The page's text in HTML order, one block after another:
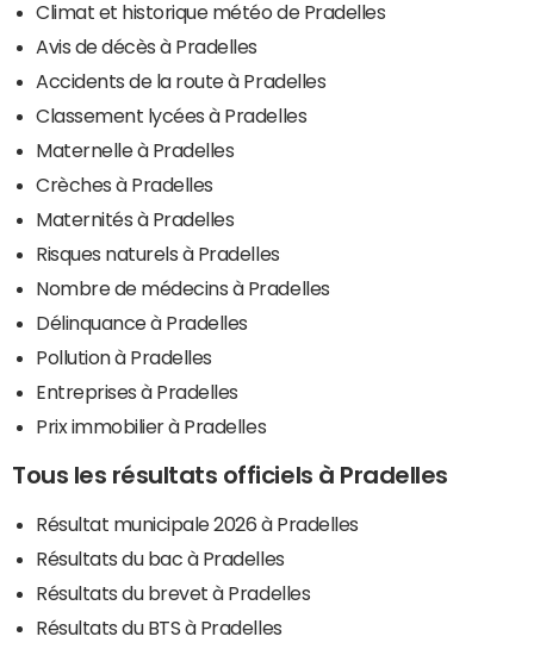
Climat et historique météo de Pradelles
Avis de décès à Pradelles
Accidents de la route à Pradelles
Classement lycées à Pradelles
Maternelle à Pradelles
Crèches à Pradelles
Maternités à Pradelles
Risques naturels à Pradelles
Nombre de médecins à Pradelles
Délinquance à Pradelles
Pollution à Pradelles
Entreprises à Pradelles
Prix immobilier à Pradelles
Tous les résultats officiels à Pradelles
Résultat municipale 2026 à Pradelles
Résultats du bac à Pradelles
Résultats du brevet à Pradelles
Résultats du BTS à Pradelles